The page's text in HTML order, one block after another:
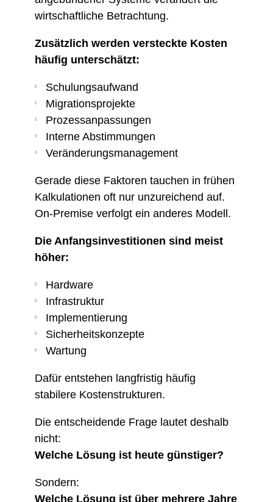
wirtschaftliche Betrachtung.
Zusätzlich werden versteckte Kosten
häufig unterschätzt:
Schulungsaufwand
Migrationsprojekte
Prozessanpassungen
Interne Abstimmungen
Veränderungsmanagement
Gerade diese Faktoren tauchen in frühen
Kalkulationen oft nur unzureichend auf.
On-Premise verfolgt ein anderes Modell.
Die Anfangsinvestitionen sind meist
höher:
Hardware
Infrastruktur
Implementierung
Sicherheitskonzepte
Wartung
Dafür entstehen langfristig häufig
stabilere Kostenstrukturen.
Die entscheidende Frage lautet deshalb
nicht:
Welche Lösung ist heute günstiger?
Sondern:
Welche Lösung ist über mehrere Jahre